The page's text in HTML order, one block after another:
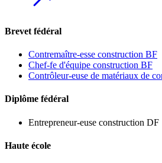
Brevet fédéral
Contremaître-esse construction BF
Chef-fe d'équipe construction BF
Contrôleur-euse de matériaux de
Diplôme fédéral
Entrepreneur-euse construction DF
Haute école